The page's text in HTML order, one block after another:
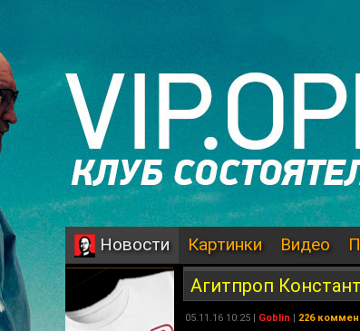
Новости Картинки Видео
Агитпроп
05.11.16 10:25 | Goblin | 226